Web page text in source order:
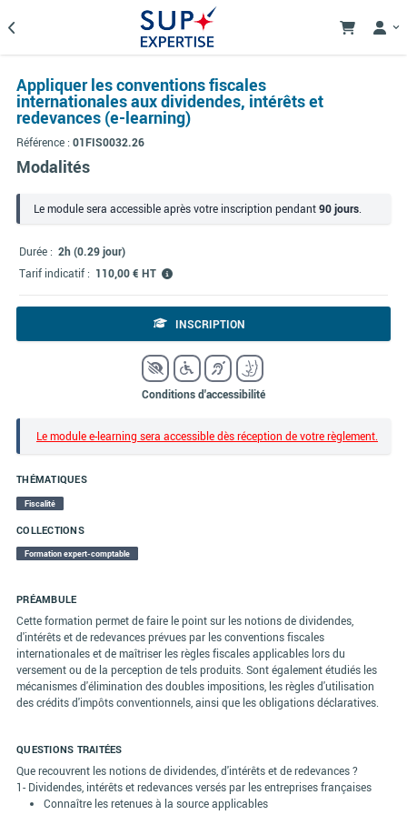
Le module e-learning sera accessible dès réception de votre règlement.
THÉMATIQUES
Fiscalité
COLLECTIONS
Formation expert-comptable
PRÉAMBULE
Cette formation permet de faire le point sur les notions de dividendes,
d'intérêts et de redevances prévues par les conventions fiscales
internationales et de maîtriser les règles fiscales applicables lors du
versement ou de la perception de tels produits. Sont également étudiés les
mécanismes d'élimination des doubles impositions, les règles d'utilisation
des crédits d'impôts conventionnels, ainsi que les obligations déclaratives.
QUESTIONS TRAITÉES
Que recouvrent les notions de dividendes, d'intérêts et de redevances ?
1- Dividendes, intérêts et redevances versés par les entreprises françaises
Connaître les retenues à la source applicables
Appliquer les conventions fiscales
internationales aux dividendes, intérêts et
redevances (e-learning)
Référence : 01FIS0032.26
Modalités
Le module sera accessible après votre inscription pendant90 jours
Durée : 2h (0.29 jour)
Tarif indicatif : 110,00 € HT
INSCRIPTION
Conditions d'accessibilité